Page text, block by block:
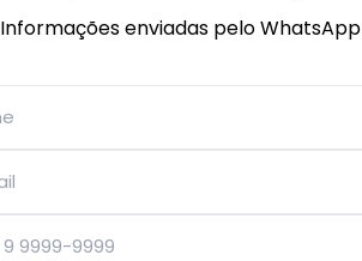
Informações enviadas pelo WhatsApp